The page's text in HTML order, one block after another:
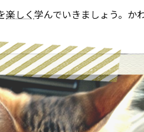
楽しく学んでいきましょう。か